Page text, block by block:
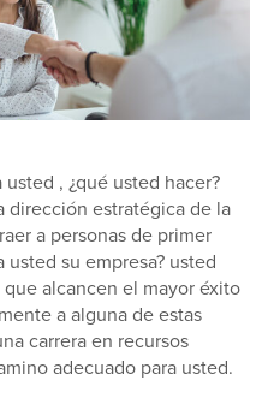
, ¿qué usted hacer?
dirección estratégica de la
a personas de primer
su empresa? usted
alcancen el mayor éxito
a alguna de estas
carrera en recursos
adecuado para usted.